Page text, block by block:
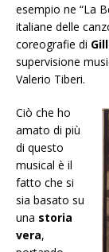
esempio ne “La
italiane delle
coreografie di
supervisione
Valerio Tiberi.
Ciò che ho
amato di più
di questo
musical è il
fatto che si
sia basato su
una storia
vera,